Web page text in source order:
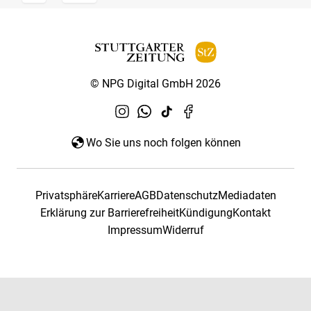
© NPG Digital GmbH 2026
Wo Sie uns noch folgen können
PrivatsphäreKarriereAGBDatenschutzMediadaten
Erklärung zur BarrierefreiheitKündigungKontakt
ImpressumWiderruf